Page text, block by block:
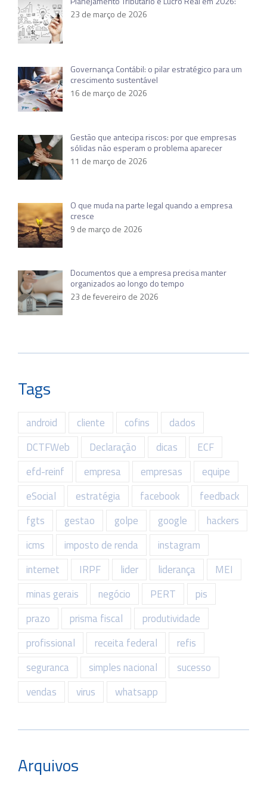
23 de março de 2026
Governança Contábil: o pilar estratégico para um
crescimento sustentável
16 de março de 2026
Gestão que antecipa riscos: por que empresas
sólidas não esperam o problema aparecer
11 de março de 2026
O que muda na parte legal quando a empresa
cresce
9 de março de 2026
Documentos que a empresa precisa manter
organizados ao longo do tempo
23 de fevereiro de 2026
Tags
android cliente cofins
dados
DCTFWeb
Declaração dicas
ECF
efd-reinf
empresa empresas
equipe
eSocial
estratégia facebook
feedback
fgts
gestao golpe google
hackers
icms
imposto de renda
instagram
internet
IRPF lider liderança
MEI
minas gerais
negócio PERT
pis
prazo
prisma fiscal
produtividade
profissional
receita federal
refis
seguranca
simples nacional
sucesso
vendas
virus whatsapp
Arquivos